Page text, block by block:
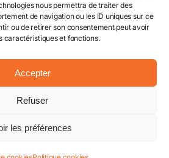
nous permettra de traiter des
de navigation ou les ID uniques sur ce
ou de retirer son consentement peut avoir
caractéristiques et fonctions.
Accepter
Refuser
les préférences
Réserver
cookies
- Tous droits réservés -